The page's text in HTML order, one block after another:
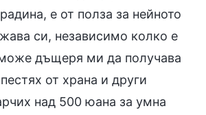
е от полза за нейното
си, независимо колко е
може дъщеря ми да получава
от храна и други
над 500 юана за умна